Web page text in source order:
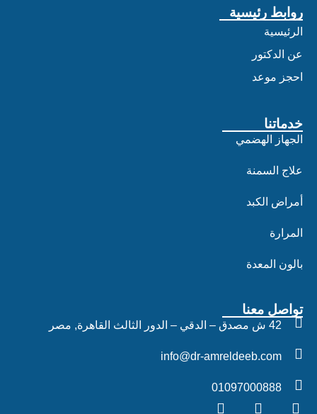
روابط رئيسية
الرئيسية
عن الدكتور
احجز موعد
خدماتنا
الجهاز الهضمي
علاج السمنة
أمراض الكبد
المرارة
بالون المعدة
تواصل معنا
42 ش مصدق – الدقي – الدور الثالث القاهرة, مصر
info@dr-amreldeeb.com
01097000888